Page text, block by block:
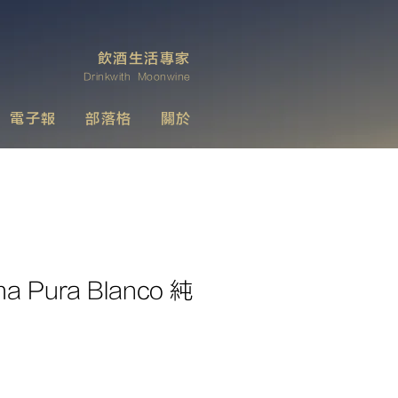
飲酒生活專家
Drinkwith Moonwine
電子報 部落格 關於
Pura Blanco 純